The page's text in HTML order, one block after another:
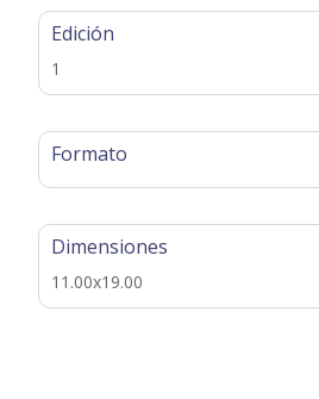
Edición
1
Formato
Dimensiones
11.00x19.00